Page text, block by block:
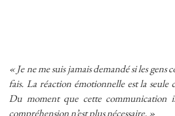
« Je ne me suis jamais demandé si les
fais. La réaction émotionnelle est la seule
Du moment que cette communication
compréhension n’est plus nécessaire. »